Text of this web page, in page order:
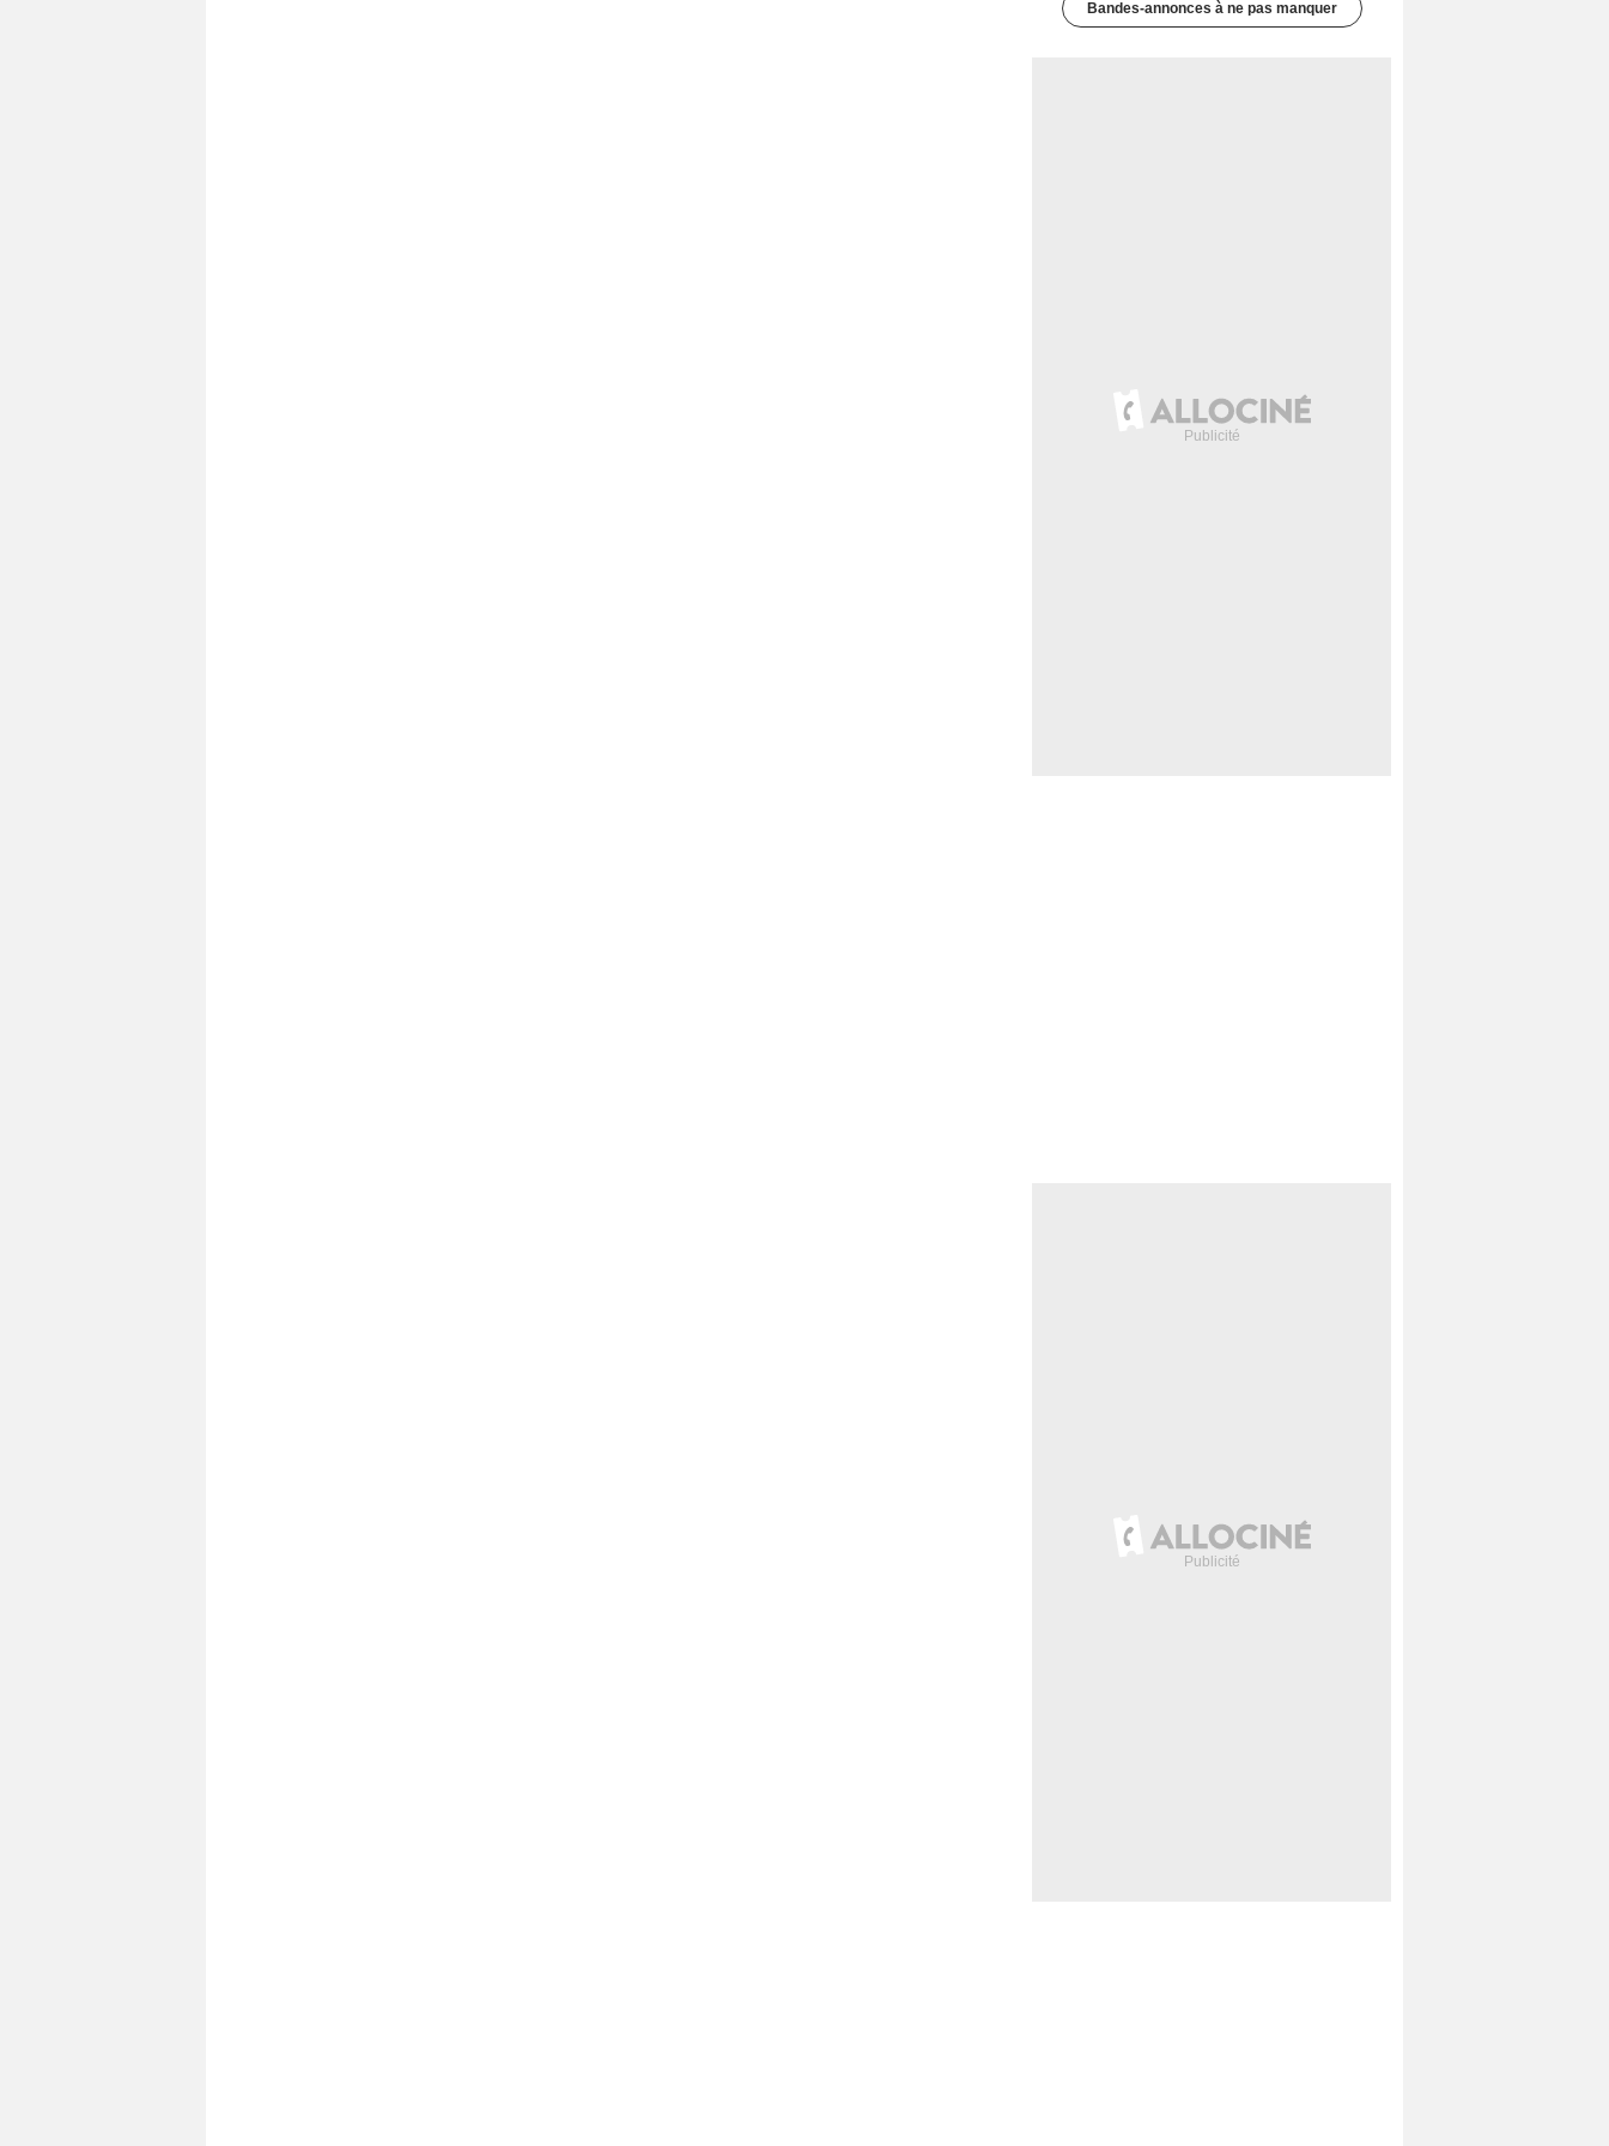
Bandes-annonces à ne pas manquer